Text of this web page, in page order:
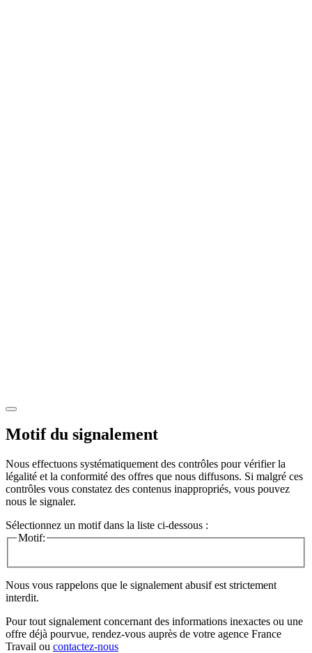
Motif du signalement
Nous effectuons systématiquement des contrôles pour vérifier la
légalité et la conformité des offres que nous diffusons. Si malgré ces
contrôles vous constatez des contenus inappropriés, vous pouvez
nous le signaler.
Sélectionnez un motif dans la liste ci-dessous :
Motif:
Nous vous rappelons que le signalement abusif est strictement
interdit.
Pour tout signalement concernant des informations inexactes ou une
offre déjà pourvue, rendez-vous auprès de votre agence France
Travail ou contactez-nous